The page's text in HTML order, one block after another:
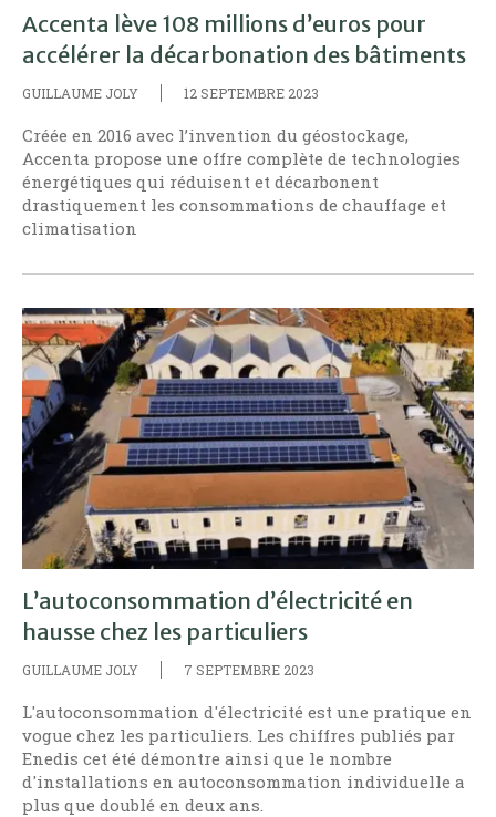
Accenta lève 108 millions d’euros pour
accélérer la décarbonation des bâtiments
GUILLAUME JOLY 12 SEPTEMBRE 2023
Créée en 2016 avec l’invention du géostockage,
Accenta propose une offre complète de technologies
énergétiques qui réduisent et décarbonent
drastiquement les consommations de chauffage et
climatisation
L’autoconsommation d’électricité en
hausse chez les particuliers
GUILLAUME JOLY 7 SEPTEMBRE 2023
L'autoconsommation d'électricité est une pratique en
vogue chez les particuliers. Les chiffres publiés par
Enedis cet été démontre ainsi que le nombre
d'installations en autoconsommation individuelle a
plus que doublé en deux ans.